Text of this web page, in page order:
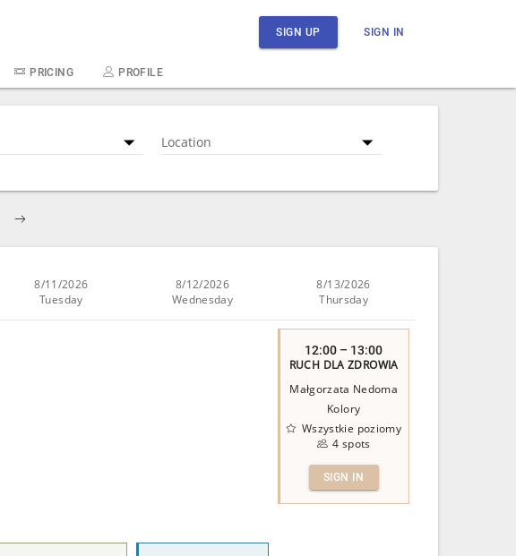
SIGN UP SIGN IN
PRICING PROFILE
Location
8/11/2026
Tuesday
8/12/2026
Wednesday
8/13/2026
Thursday
12:00 – 13:00
RUCH DLA ZDROWIA
Małgorzata Nedoma
Kolory
Wszystkie poziomy
4 spots
SIGN IN